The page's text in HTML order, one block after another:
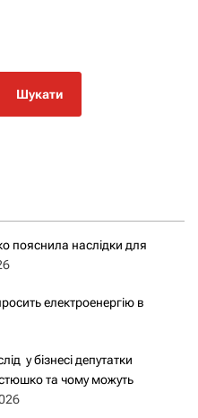
пояснила наслідки для
електроенергію в
у бізнесі депутатки
та чому можуть